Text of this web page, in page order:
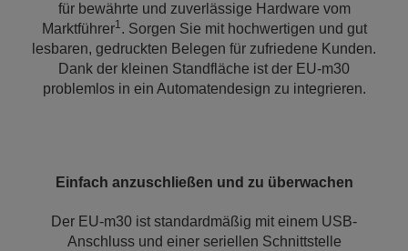
für bewährte und zuverlässige Hardware vom
Marktführer1. Sorgen Sie mit hochwertigen und gut
lesbaren, gedruckten Belegen für zufriedene Kunden.
Dank der kleinen Standfläche ist der EU-m30
problemlos in ein Automatendesign zu integrieren.
Einfach anzuschließen und zu überwachen
Der EU-m30 ist standardmäßig mit einem USB-
Anschluss und einer seriellen Schnittstelle